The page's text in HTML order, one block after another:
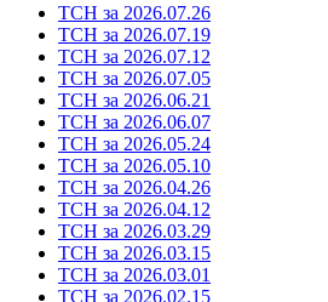
ТСН за 2026.07.26
ТСН за 2026.07.19
ТСН за 2026.07.12
ТСН за 2026.07.05
ТСН за 2026.06.21
ТСН за 2026.06.07
ТСН за 2026.05.24
ТСН за 2026.05.10
ТСН за 2026.04.26
ТСН за 2026.04.12
ТСН за 2026.03.29
ТСН за 2026.03.15
ТСН за 2026.03.01
ТСН за 2026.02.15